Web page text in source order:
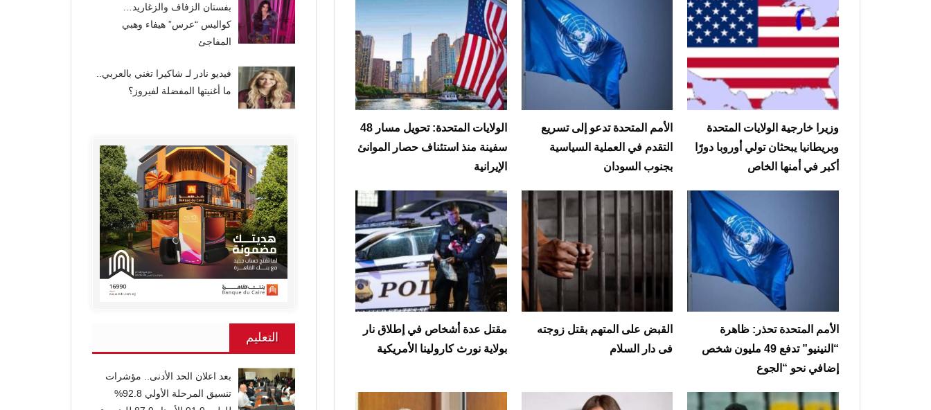
وزيرا خارجية الولايات المتحدة
وبريطانيا يبحثان تولي أوروبا دورًا
أكبر في أمنها الخاص
الأمم المتحدة تدعو إلى تسريع
التقدم في العملية السياسية
بجنوب السودان
الولايات المتحدة: تحويل مسار 48
سفينة منذ استئناف حصار الموانئ
الإيرانية
الأمم المتحدة تحذر: ظاهرة
“النينيو” تدفع 49 مليون شخص
إضافي نحو “الجوع
القبض على المتهم بقتل زوجته
فى دار السلام
مقتل عدة أشخاص في إطلاق نار
بولاية نورث كارولينا الأمريكية
بفستان الزفاف والزغاريد…
كواليس “عرس” هيفاء وهبي
المفاجئ
فيديو نادر لـ شاكيرا تغني بالعربي..
ما أغنيتها المفضلة لفيروز؟
التعليم
بعد اعلان الحد الأدنى.. مؤشرات
تنسيق المرحلة الأولي 92.8%